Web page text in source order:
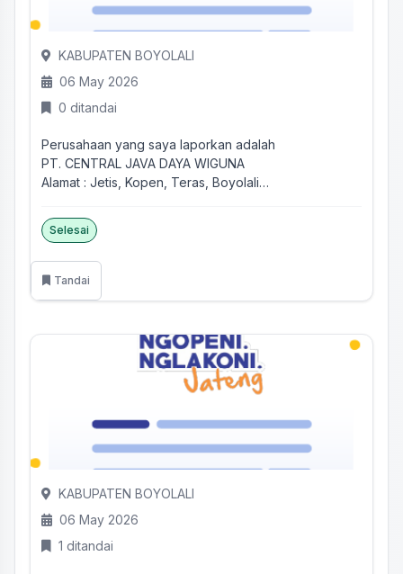
KABUPATEN BOYOLALI
06 May 2026
0 ditandai
Perusahaan yang saya laporkan adalah
PT. CENTRAL JAVA DAYA WIGUNA
Alamat : Jetis, Kopen, Teras, Boyolali
...
Selesai
Tandai
KABUPATEN BOYOLALI
06 May 2026
1 ditandai